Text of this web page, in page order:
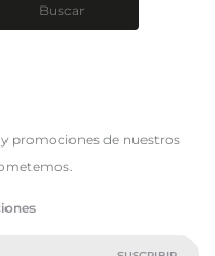
Buscar
promociones de nuestros